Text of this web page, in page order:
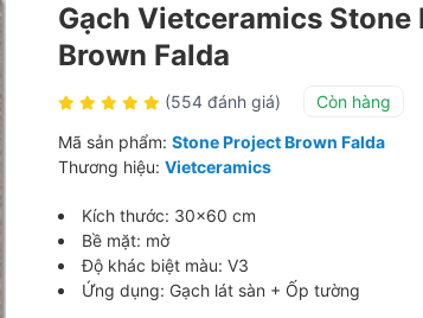
Gạch Vietceramics Stone
Brown Falda
(554 đánh giá)
Còn hàng
Mã sản phẩm: Stone Project Brown Falda
Thương hiệu: Vietceramics
Kích thước: 30×60 cm
Bề mặt: mờ
Độ khác biệt màu: V3
Ứng dụng: Gạch lát sàn + Ốp tường